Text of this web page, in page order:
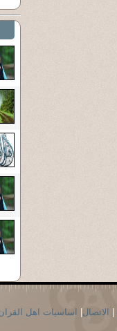
الاتصال
اساسيات اهل